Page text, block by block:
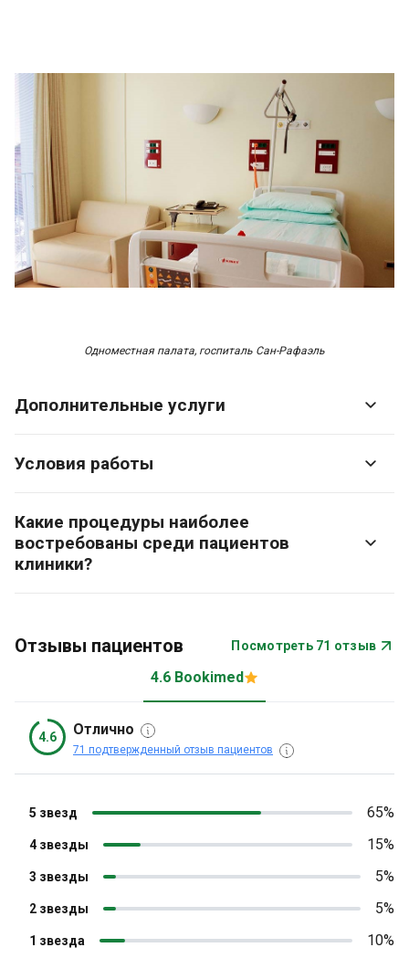
Одноместная палата, госпиталь Сан-Рафаэль
Дополнительные услуги
Условия работы
Какие процедуры наиболее
востребованы среди пациентов
клиники?
Отзывы пациентов Посмотреть 71 отзыв
4.6 Bookimed
4.6 Отлично
71 подтвержденный отзыв пациентов
1 звезда 10%
2 звезды 5%
3 звезды 5%
4 звезды 15%
5 звезд 65%